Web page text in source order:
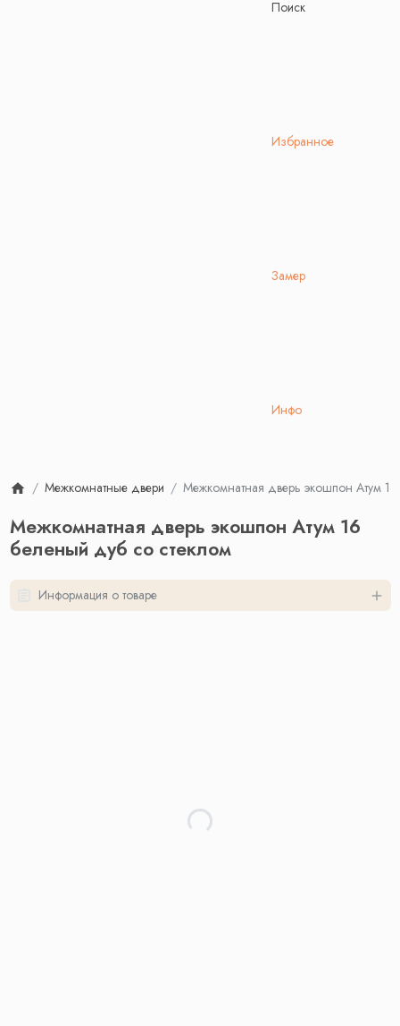
Поиск
Избранное
Замер
Инфо
Межкомнатные двери Межкомнатная дверь экошпон Атум
Межкомнатная дверь экошпон Атум 16
беленый дуб со стеклом
Информация о товаре